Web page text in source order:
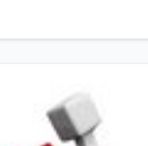
充实，2026年不